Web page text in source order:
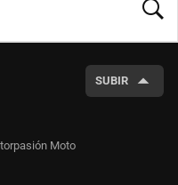
SUBIR
Moto